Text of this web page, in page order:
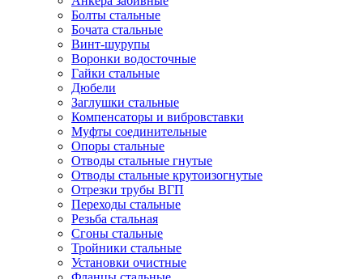
Болты стальные
Бочата стальные
Винт-шурупы
Воронки водосточные
Гайки стальные
Дюбели
Заглушки стальные
Компенсаторы и вибровставки
Муфты соединительные
Опоры стальные
Отводы стальные гнутые
Отводы стальные крутоизогнутые
Отрезки трубы ВГП
Переходы стальные
Резьба стальная
Сгоны стальные
Тройники стальные
Установки очистные